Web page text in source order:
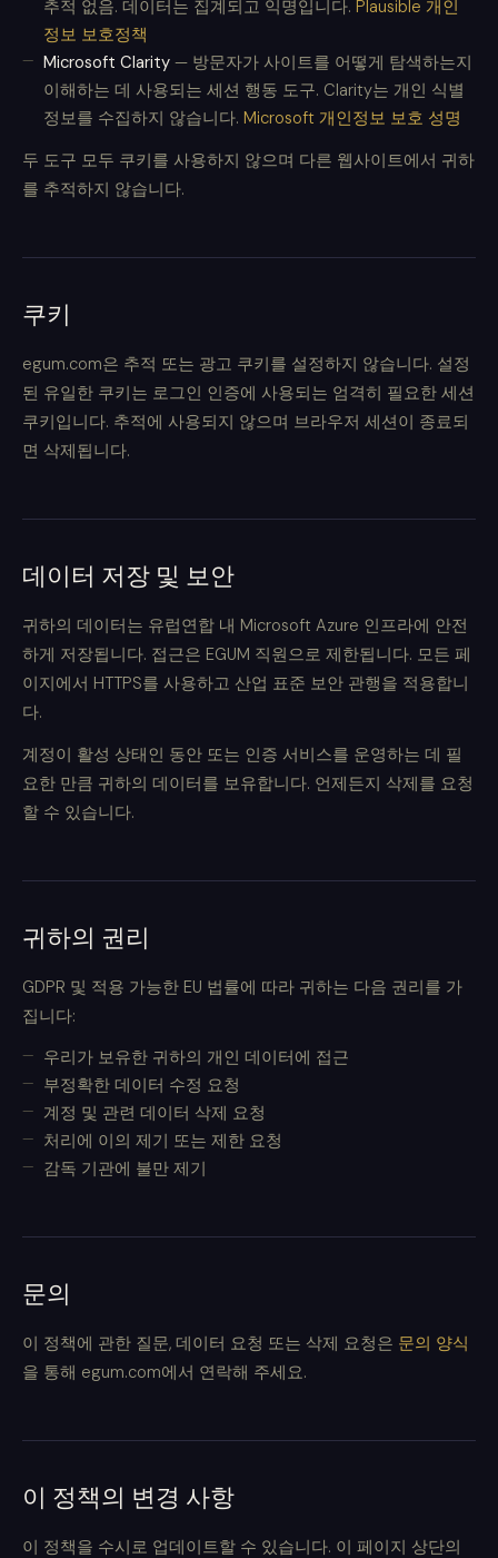
추적 없음. 데이터는 집계되고 익명입니다. Plausible 개인
정보 보호정책
Microsoft Clarity — 방문자가 사이트를 어떻게 탐색하는지
이해하는 데 사용되는 세션 행동 도구. Clarity는 개인 식별
정보를 수집하지 않습니다. Microsoft 개인정보 보호 성명
두 도구 모두 쿠키를 사용하지 않으며 다른 웹사이트에서 귀하
를 추적하지 않습니다.
쿠키
egum.com은 추적 또는 광고 쿠키를 설정하지 않습니다. 설정
된 유일한 쿠키는 로그인 인증에 사용되는 엄격히 필요한 세션
쿠키입니다. 추적에 사용되지 않으며 브라우저 세션이 종료되
면 삭제됩니다.
데이터 저장 및 보안
귀하의 데이터는 유럽연합 내 Microsoft Azure 인프라에 안전
하게 저장됩니다. 접근은 EGUM 직원으로 제한됩니다. 모든 페
이지에서 HTTPS를 사용하고 산업 표준 보안 관행을 적용합니
다.
계정이 활성 상태인 동안 또는 인증 서비스를 운영하는 데 필
요한 만큼 귀하의 데이터를 보유합니다. 언제든지 삭제를 요청
할 수 있습니다.
귀하의 권리
GDPR 및 적용 가능한 EU 법률에 따라 귀하는 다음 권리를 가
집니다:
우리가 보유한 귀하의 개인 데이터에 접근
부정확한 데이터 수정 요청
계정 및 관련 데이터 삭제 요청
처리에 이의 제기 또는 제한 요청
감독 기관에 불만 제기
문의
이 정책에 관한 질문, 데이터 요청 또는 삭제 요청은 문의 양식
을 통해 egum.com에서 연락해 주세요.
이 정책의 변경 사항
이 정책을 수시로 업데이트할 수 있습니다. 이 페이지 상단의